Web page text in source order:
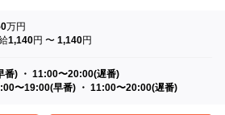
万円
1,140円 〜1,140円
番) ・ 11:00〜20:00(遅番)
〜19:00(早番) ・ 11:00〜20:00(遅番)